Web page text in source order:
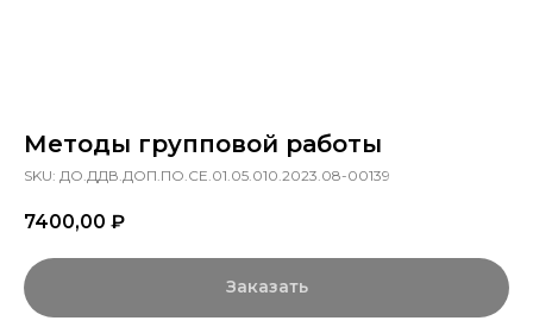
Методы групповой работы
SKU: ДО.ДДВ.ДОП.ПО.СЕ.01.05.010.2023.08-00139
7400,00 ₽
Заказать